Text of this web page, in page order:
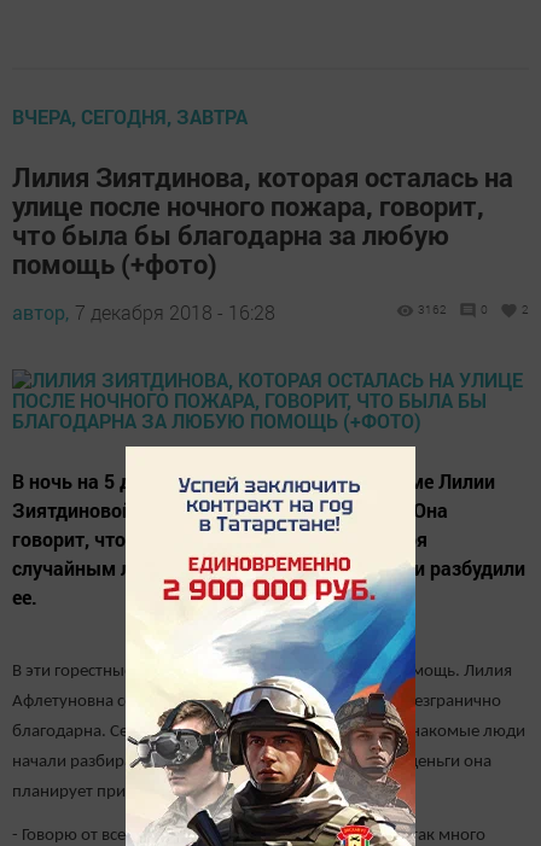
ВЧЕРА, СЕГОДНЯ, ЗАВТРА
Лилия Зиятдинова, которая осталась на
улице после ночного пожара, говорит,
что была бы благодарна за любую
помощь (+фото)
автор, 7 декабря 2018 - 16:28 3162 0 2
В ночь на 5 декабря произошел пожар в доме Лилии
Зиятдиновой на улице Малой Набережной. Она
говорит, что осталась жива лишь благодаря
случайным людям, которые увидели огонь и разбудили
ее.
В эти горестные дни многие буинцы спешат ей на помощь. Лилия
Афлетуновна со слезами на глазах говорит, что она безгранично
благодарна. Сегодня соседи, знакомые и совсем незнакомые люди
начали разбирать кровлю ее дома. А на собранные деньги она
планирует приобрести строительные материалы.
- Говорю от всего сердца, в этом мире, оказывается, так много